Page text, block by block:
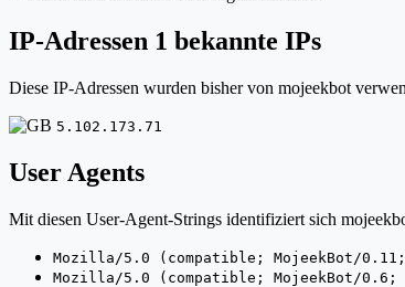
IP-Adressen 1 bekannte IPs
Diese IP-Adressen wurden bisher von mojeekbot
5.102.173.71
User Agents
Mit diesen User-Agent-Strings identifiziert sich
Mozilla/5.0 (compatible; MojeekBot/
Mozilla/5.0 (compatible; MojeekBot/0.6;